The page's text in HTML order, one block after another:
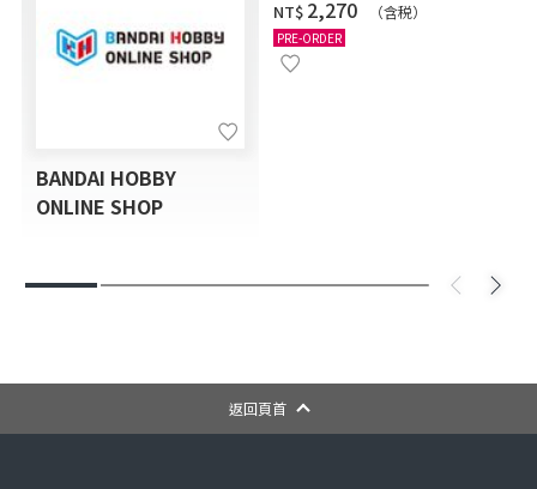
BANDAI HOBBY
ONLINE SHOP
12月發送]
NT$ ‌2,270 （含税）
PRE-ORDER
返回頁首